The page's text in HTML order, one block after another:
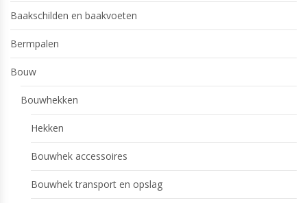
Baakschilden en baakvoeten
Bermpalen
Bouw
Bouwhekken
Hekken
Bouwhek accessoires
Bouwhek transport en opslag